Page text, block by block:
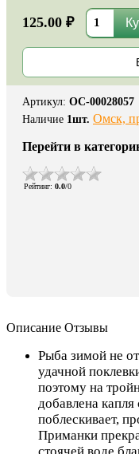
125.00 ₽
Артикул: ОС-00028057
Наличие 1 шт. Омск,
Перейти в
Рейтинг: 0.0/0
Описание Отзывы
Рыба зимой не
удачной
поэтому на
добавлена
поблескивает,
Приманки